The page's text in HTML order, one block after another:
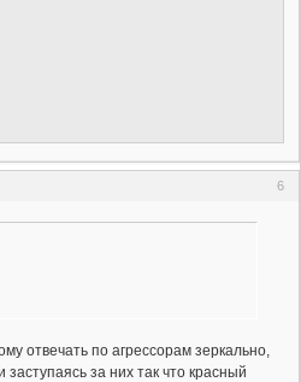
6
отвечать по агрессорам зеркально,
за них так что красный